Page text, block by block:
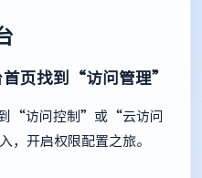
首页找到“访问管理”
到“访问控制”或“云访问
，开启权限配置之旅。